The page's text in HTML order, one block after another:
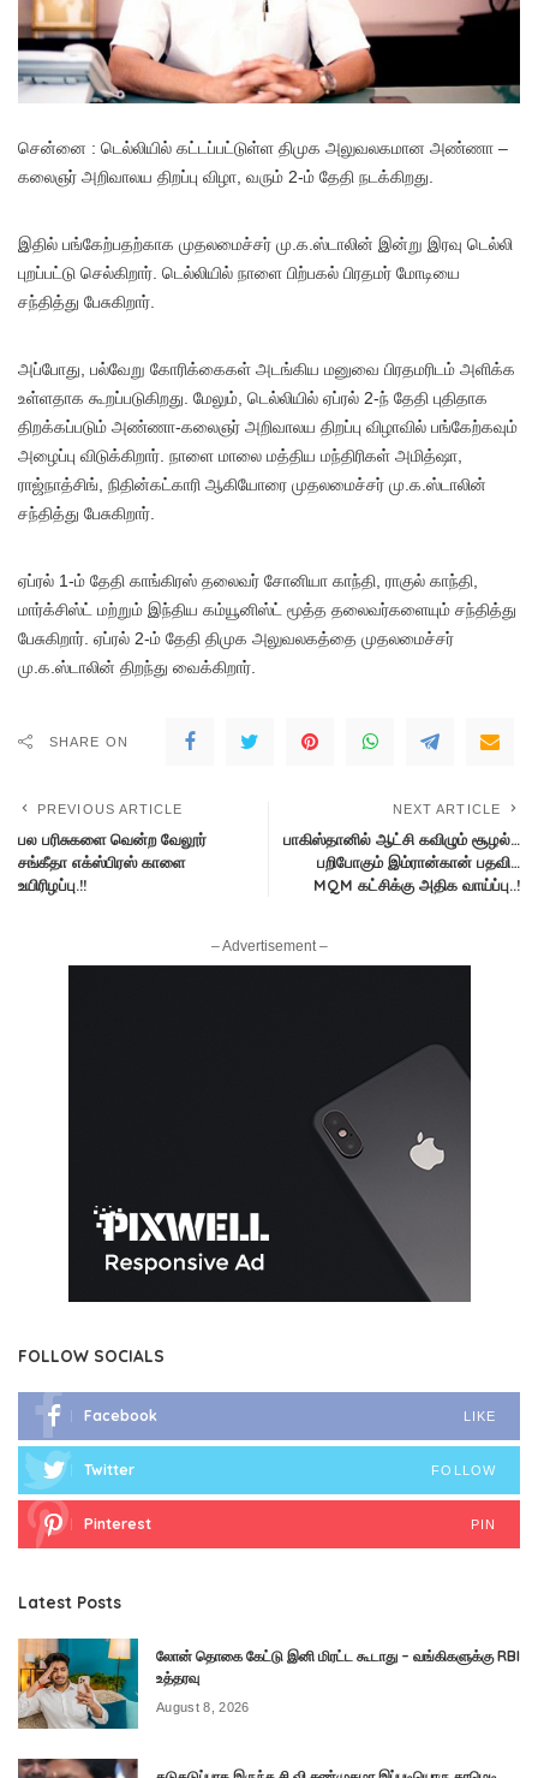
சென்னை : டெல்லியில் கட்டப்பட்டுள்ள திமுக அலுவலகமான அண்ணா –
கலைஞர் அறிவாலய திறப்பு விழா, வரும் 2-ம் தேதி நடக்கிறது.
இதில் பங்கேற்பதற்காக முதலமைச்சர் மு.க.ஸ்டாலின் இன்று இரவு டெல்லி
புறப்பட்டு செல்கிறார். டெல்லியில் நாளை பிற்பகல் பிரதமர் மோடியை
சந்தித்து பேசுகிறார்.
அப்போது, பல்வேறு கோரிக்கைகள் அடங்கிய மனுவை பிரதமரிடம் அளிக்க
உள்ளதாக கூறப்படுகிறது. மேலும், டெல்லியில் ஏப்ரல் 2-ந் தேதி புதிதாக
திறக்கப்படும் அண்ணா-கலைஞர் அறிவாலய திறப்பு விழாவில் பங்கேற்கவும்
அழைப்பு விடுக்கிறார். நாளை மாலை மத்திய மந்திரிகள் அமித்ஷா,
ராஜ்நாத்சிங், நிதின்கட்காரி ஆகியோரை முதலமைச்சர் மு.க.ஸ்டாலின்
சந்தித்து பேசுகிறார்.
ஏப்ரல் 1-ம் தேதி காங்கிரஸ் தலைவர் சோனியா காந்தி, ராகுல் காந்தி,
மார்க்சிஸ்ட் மற்றும் இந்திய கம்யூனிஸ்ட் மூத்த தலைவர்களையும் சந்தித்து
பேசுகிறார். ஏப்ரல் 2-ம் தேதி திமுக அலுவலகத்தை முதலமைச்சர்
மு.க.ஸ்டாலின் திறந்து வைக்கிறார்.
SHARE ON
PREVIOUS ARTICLE
பல பரிசுகளை வென்ற வேலூர்
சங்கீதா எக்ஸ்பிரஸ் காளை
உயிரிழப்பு.!!
NEXT ARTICLE
பாகிஸ்தானில் ஆட்சி கவிழும் சூழல்…
பறிபோகும் இம்ரான்கான் பதவி…
MQM கட்சிக்கு அதிக வாய்ப்பு..!
– Advertisement –
FOLLOW SOCIALS
Facebook LIKE
Twitter FOLLOW
Pinterest PIN
Latest Posts
லோன் தொகை கேட்டு இனி மிரட்ட கூடாது – வங்கிகளுக்கு RBI
உத்தரவு
August 8, 2026